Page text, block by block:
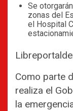
Se
zonas del
el Hospital
Como parte
realiza el
la